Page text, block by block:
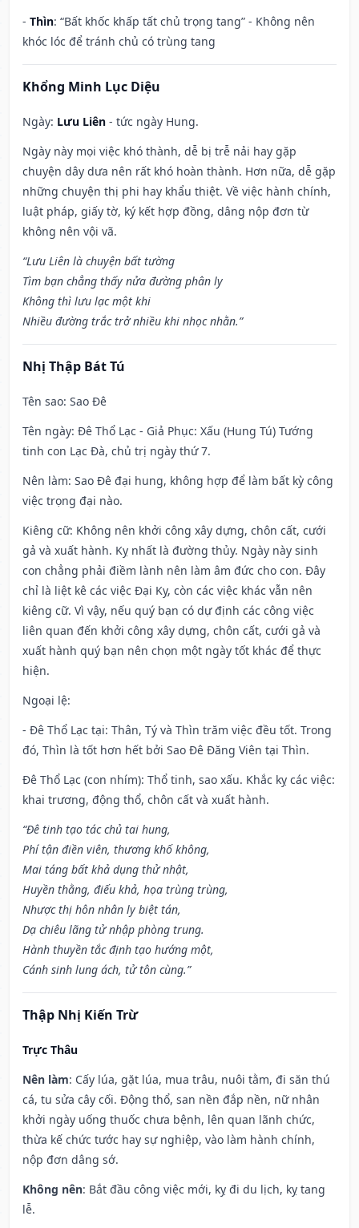
- Thìn: “Bất khốc khấp tất chủ trọng tang” - Không nên
khóc lóc để tránh chủ có trùng tang
Khổng Minh Lục Diệu
Ngày: Lưu Liên - tức ngày Hung.
Ngày này mọi việc khó thành, dễ bị trễ nải hay gặp
chuyện dây dưa nên rất khó hoàn thành. Hơn nữa, dễ gặp
những chuyện thị phi hay khẩu thiệt. Về việc hành chính,
luật pháp, giấy tờ, ký kết hợp đồng, dâng nộp đơn từ
không nên vội vã.
“Lưu Liên là chuyện bất tường
Tìm bạn chẳng thấy nửa đường phân ly
Không thì lưu lạc một khi
Nhiều đường trắc trở nhiều khi nhọc nhằn.”
Nhị Thập Bát Tú
Tên sao: Sao Đê
Tên ngày: Đê Thổ Lạc - Giả Phục: Xấu (Hung Tú) Tướng
tinh con Lạc Đà, chủ trị ngày thứ 7.
Nên làm: Sao Đê đại hung, không hợp để làm bất kỳ công
việc trọng đại nào.
Kiêng cữ: Không nên khởi công xây dựng, chôn cất, cưới
gả và xuất hành. Kỵ nhất là đường thủy. Ngày này sinh
con chẳng phải điềm lành nên làm âm đức cho con. Đây
chỉ là liệt kê các việc Đại Kỵ, còn các việc khác vẫn nên
kiêng cữ. Vì vậy, nếu quý bạn có dự định các công việc
liên quan đến khởi công xây dựng, chôn cất, cưới gả và
xuất hành quý bạn nên chọn một ngày tốt khác để thực
hiện.
Ngoại lệ:
- Đê Thổ Lạc tại: Thân, Tý và Thìn trăm việc đều tốt. Trong
đó, Thìn là tốt hơn hết bởi Sao Đê Đăng Viên tại Thìn.
Đê Thổ Lạc (con nhím): Thổ tinh, sao xấu. Khắc kỵ các việc:
khai trương, động thổ, chôn cất và xuất hành.
“Đê tinh tạo tác chủ tai hung,
Phí tận điền viên, thương khố không,
Mai táng bất khả dụng thử nhật,
Huyền thằng, điếu khả, họa trùng trùng,
Nhược thị hôn nhân ly biệt tán,
Dạ chiêu lãng tử nhập phòng trung.
Hành thuyền tắc định tạo hướng một,
Cánh sinh lung ách, tử tôn cùng.”
Thập Nhị Kiến Trừ
Trực Thâu
Nên làm: Cấy lúa, gặt lúa, mua trâu, nuôi tằm, đi săn thú
cá, tu sửa cây cối. Động thổ, san nền đắp nền, nữ nhân
khởi ngày uống thuốc chưa bệnh, lên quan lãnh chức,
thừa kế chức tước hay sự nghiệp, vào làm hành chính,
nộp đơn dâng sớ.
Không nên: Bắt đầu công việc mới, kỵ đi du lịch, kỵ tang
lễ.